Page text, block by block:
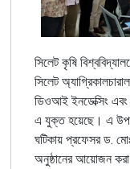
সিলেট কৃষি
সিলেট
ডিওআই ইনডেক্সিং এবং
এ যুক্ত হয়েছে। এ
ঘটিকায় প্রফেসর ড.
অনুষ্ঠানের আয়োজন